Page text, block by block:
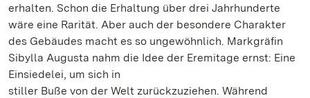
erhalten. Schon die Erhaltung über drei Jahrhunderte
wäre eine Rarität. Aber auch der besondere Charakter
des Gebäudes macht es so ungewöhnlich. Markgräfin
Sibylla Augusta nahm die Idee der Eremitage ernst: Eine
Einsiedelei, um sich in
stiller Buße von der Welt zurückzuziehen. Während